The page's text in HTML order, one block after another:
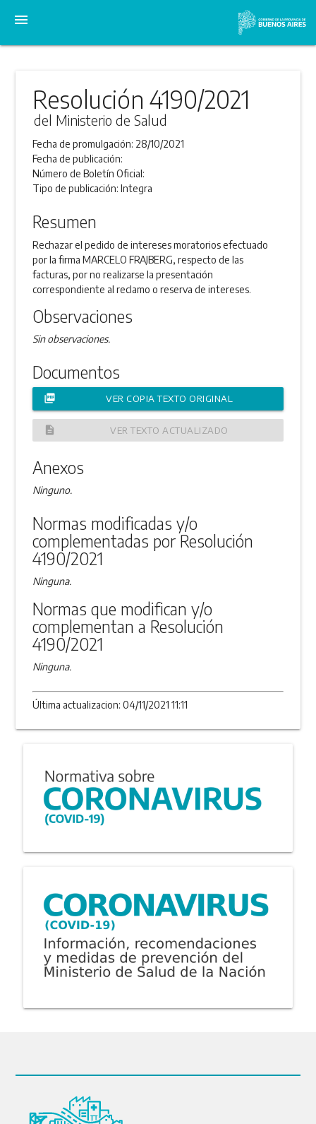
menu
Resolución 4190/2021
del Ministerio de Salud
Fecha de promulgación: 28/10/2021
Fecha de publicación:
Número de Boletín Oficial:
Tipo de publicación:Integra
Resumen
Rechazar el pedido de intereses moratorios efectuado
por la firma MARCELO FRAJBERG, respecto de las
facturas, por no realizarse la presentación
correspondiente al reclamo o reserva de intereses.
Observaciones
Sin observaciones.
Documentos
picture_as_pdf VER COPIA TEXTO ORIGINAL
description VER TEXTO ACTUALIZADO
Anexos
Ninguno.
Normas modificadas y/o
complementadas por Resolución
4190/2021
Ninguna.
Normas que modifican y/o
complementan a Resolución
4190/2021
Ninguna.
Última actualizacion: 04/11/2021 11:11